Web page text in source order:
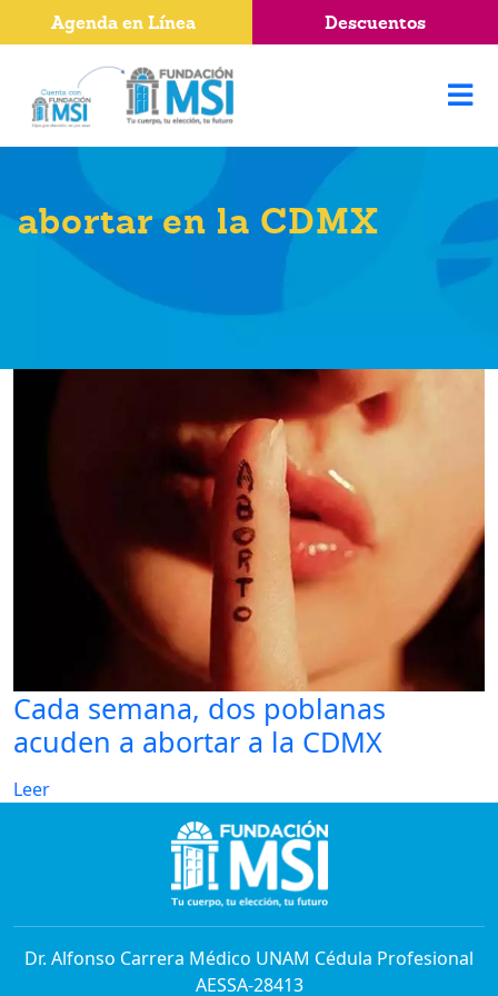
abortar en la CDMX
Cada semana, dos poblanas
acuden a abortar a la CDMX
Leer
Dr. Alfonso Carrera Médico UNAM Cédula Profesional
AESSA-28413
Agenda en Línea Descuentos